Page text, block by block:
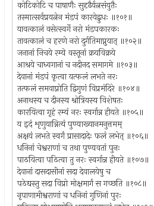
कोटिकोटि च पाषाणैः सुदृढैर्यत्नसंयुतैः
तस्मात्सर्वप्रयत्नेन मंडपं कारयेद्बुधः ॥१०१॥
यावत्कालं वसेत्स्वर्गे नरो मंडपकारकः
तावत्कालं च हरणे नरो दुर्गतिमाप्नुयात् ॥१०२॥
जनानां निचये रम्ये वस्तूनां क्रयविक्रये
आश्रये चाध्वगानां च नदीनद समागमे ॥१०३॥
देवानां मंडपं कृत्वा यत्फलं लभते नरः
तत्फलं समवाप्नोति द्विगुणं विप्रमंदिरे ॥१०४॥
अनाथस्य च दीनस्य श्रोत्रियस्य विशेषतः
कारयित्वा गृहं रम्यं नरः स्वर्गान्न हीयते ॥१०५॥
य इदं शृणुयान्नित्यं पुण्याख्यानमनुत्तमम्
अक्षयं लभते स्वर्गं प्रासादादेः फलं लभेत् ॥१०६॥
धनिनां चेश्वराणां च तथा पुण्यवतां पुनः
पाठयित्वा पठित्वा तु नरः स्वर्गान्न हीयते ॥१०७॥
देवानां दासदासीनां सदा देवालयेषु च
पठेद्यस्तु सदा विप्रो मोक्षमार्गं स गच्छति ॥१०८॥
नृपाणामीश्वराणां च धनिनां गुणिनां पुरः